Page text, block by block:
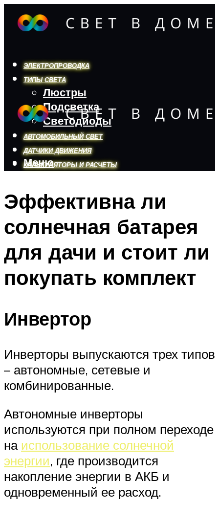
ЭЛЕКТРОПРОВОДКА
ТИПЫ СВЕТА
Люстры
Подсветка
Светодиоды
АВТОМОБИЛЬНЫЙ СВЕТ
ДАТЧИКИ ДВИЖЕНИЯ
КАЛЬКУЛЯТОРЫ И РАСЧЕТЫ
Меню
Меню
Эффективна ли
солнечная батарея
для дачи и стоит ли
покупать комплект
Инвертор
Инверторы выпускаются трех типов
– автономные, сетевые и
комбинированные.
Автономные инверторы
используются при полном переходе
на использование солнечной
энергии, где производится
накопление энергии в АКБ и
одновременный ее расход.